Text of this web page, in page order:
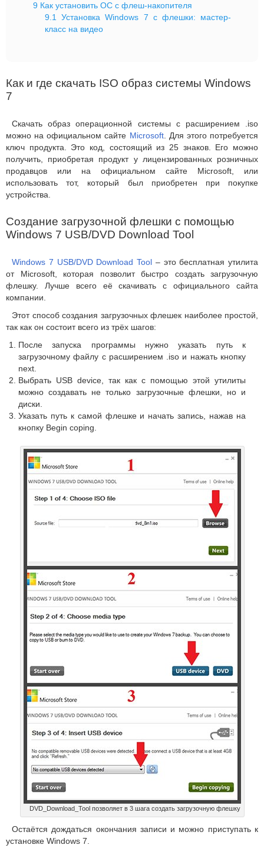
9 Как установить ОС с флеш-накопителя
9.1
Установка Windows 7 с флешки: мастер-
класс на видео
Как и где скачать ISO образ системы Windows
7
Скачать образ операционной системы с расширением .iso
можно на официальном сайте Microsoft. Для этого потребуется
ключ продукта. Это код, состоящий из 25 знаков. Его можно
получить, приобретая продукт у лицензированных розничных
продавцов или на официальном сайте Microsoft, или
использовать тот, который был приобретен при покупке
устройства.
Создание загрузочной флешки с помощью
Windows 7 USB/DVD Download Tool
Windows 7 USB/DVD Download Tool – это бесплатная утилита
от Microsoft, которая позволит быстро создать загрузочную
флешку. Лучше всего её скачивать с официального сайта
компании.
Этот способ создания загрузочных флешек наиболее простой,
так как он состоит всего из трёх шагов:
После запуска программы нужно указать путь к
загрузочному файлу с расширением .iso и нажать кнопку
next.
Выбрать USB device, так как с помощью этой утилиты
можно создавать не только загрузочные флешки, но и
диски.
Указать путь к самой флешке и начать запись, нажав на
кнопку Begin coping.
DVD_Download_Tool позволяет в 3 шага создать загрузочную флешку
Остаётся дождаться окончания записи и можно приступать к
установке Windows 7.